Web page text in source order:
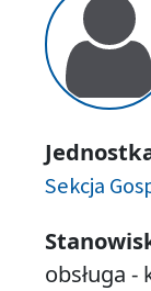
Sekcja
obsługa